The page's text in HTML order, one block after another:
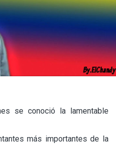
se conoció la lamentable
más importantes de la